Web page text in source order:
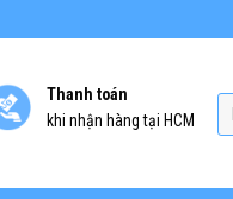
Thanh toán
khi nhận hàng tại HCM